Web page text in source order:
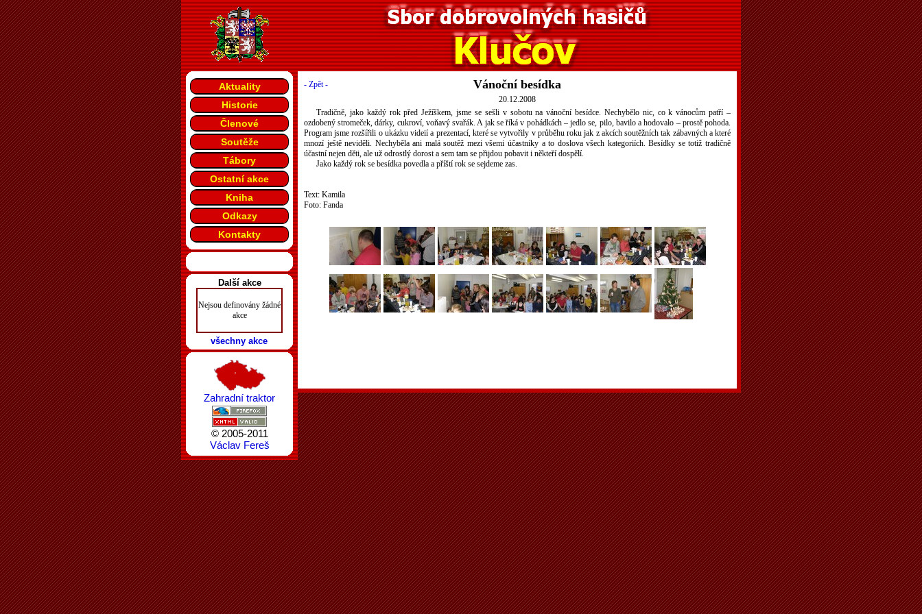
- Zpět - Vánoční besídka
20.12.2008
Tradičně, jako každý rok před Ježíškem, jsme se sešli v sobotu na vánoční besídce. Nechybělo nic, co k vánocům patří –
ozdobený stromeček, dárky, cukroví, voňavý svařák. A jak se říká v pohádkách – jedlo se, pilo, bavilo a hodovalo – prostě pohoda.
Program jsme rozšířili o ukázku videií a prezentací, které se vytvořily v průběhu roku jak z akcích soutěžních tak zábavných a které
mnozí ještě neviděli. Nechyběla ani malá soutěž mezi všemi účastníky a to doslova všech kategoriích. Besídky se totiž tradičně
účastní nejen děti, ale už odrostlý dorost a sem tam se přijdou pobavit i někteří dospělí.
Jako každý rok se besídka povedla a příští rok se sejdeme zas.
Text: Kamila
Foto: Fanda
Aktuality
Historie
Členové
Soutěže
Tábory
Ostatní akce
Kniha
Odkazy
Kontakty
Další akce
Nejsou definovány žádné
akce
všechny akce
Zahradní traktor
© 2005-2011
Václav Fereš